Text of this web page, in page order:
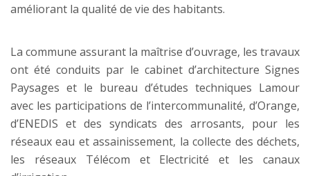
améliorant la qualité de vie des habitants.
La commune assurant la maîtrise d’ouvrage, les travaux
ont été conduits par le cabinet d’architecture Signes
Paysages et le bureau d’études techniques Lamour
avec les participations de l’intercommunalité, d’Orange,
d’ENEDIS et des syndicats des arrosants, pour les
réseaux eau et assainissement, la collecte des déchets,
les réseaux Télécom et Electricité et les canaux